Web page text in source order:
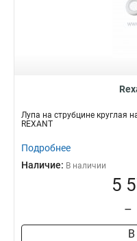
Лупа на струбцине круглая
REXANT
Подробнее
Наличие: В наличии
5
–
В